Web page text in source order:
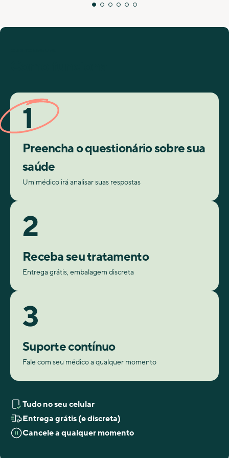
1
Preencha o questionário sobre sua
saúde
Um médico irá analisar suas respostas
2
Receba seu tratamento
Entrega grátis, embalagem discreta
3
Suporte contínuo
Fale com seu médico a qualquer momento
Tudo no seu celular
Entrega grátis (e discreta)
Cancele a qualquer momento